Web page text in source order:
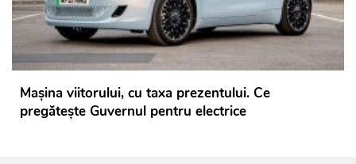
Mașina viitorului, cu taxa prezentului. Ce
pregătește Guvernul pentru electrice